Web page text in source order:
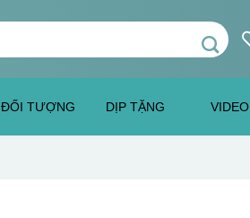
ĐỐI TƯỢNG DỊP TẶNG VIDEO